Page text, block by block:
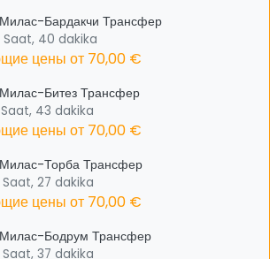
Бардакчи Трансфер
40 dakika
цены от 70,00 €
Битез Трансфер
43 dakika
цены от 70,00 €
Торба Трансфер
27 dakika
цены от 70,00 €
Бодрум Трансфер
37 dakika